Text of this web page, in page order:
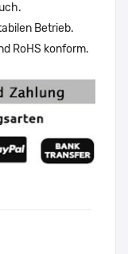
Betrieb.
RoHS konform.